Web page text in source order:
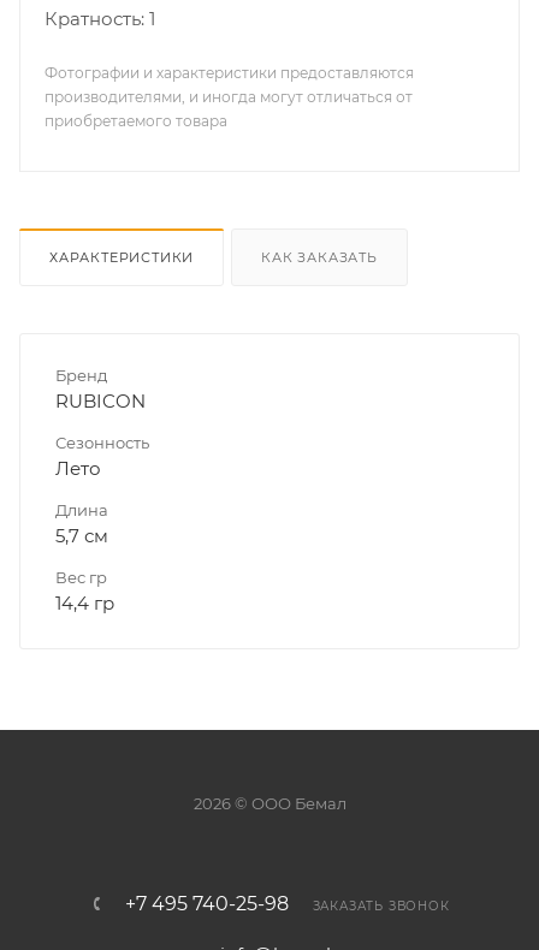
Кратность: 1
Фотографии и характеристики предоставляются
производителями, и иногда могут отличаться от
приобретаемого товара
ХАРАКТЕРИСТИКИ КАК ЗАКАЗАТЬ
Бренд
RUBICON
Сезонность
Лето
Длина
5,7 см
Вес гр
14,4 гр
2026 © ООО Бемал
+7 495 740-25-98 ЗАКАЗАТЬ ЗВОНОК